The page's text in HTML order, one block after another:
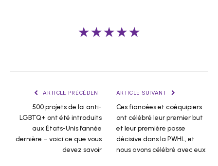
★★★★★
ARTICLE PRÉCÉDENT
500 projets de loi anti-
LGBTQ+ ont été introduits
aux États-Unis l’année
dernière – voici ce que vous
devez savoir
ARTICLE SUIVANT
Ces fiancées et coéquipiers
ont célébré leur premier but
et leur première passe
décisive dans la PWHL, et
nous avons célébré avec eux